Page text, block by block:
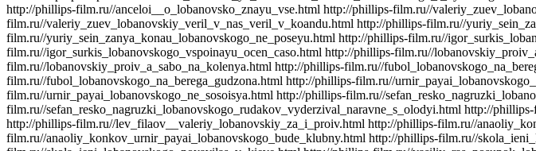
http://phillips-film.ru//anceloi__o_lobanovsko_znayu_vse.html http://phillips-film.ru//
film.ru//valeriy_zuev_lobanovskiy_veril_v_nas_veril_v_koandu.html http://phillips-film.ru//
film.ru//yuriy_sein_zanya_konau_lobanovskogo_ne_poseyu.html http://phillips-film.ru//
film.ru//igor_surkis_lobanovskogo_vspoinayu_ocen_caso.html http://phillips-film.ru//
film.ru//lobanovskiy_proiv_a_sabo_na_kolenya.html http://phillips-film.ru//
film.ru//fubol_lobanovskogo_na_berega_gudzona.html http://phillips-film.ru//
film.ru//urnir_payai_lobanovskogo_ne_sosoisya.html http://phillips-film.ru//
film.ru//sefan_resko_nagruzki_lobanovskogo_rudakov_vyderzival_naravne_s_olodyi.html http://
http://phillips-film.ru//lev_filaov__valeriy_lobanovskiy_za_i_proiv.html http://phillips-film.ru//
film.ru//anaoliy_konkov_urnir_payai_lobanovskogo_bude_klubny.html http://phillips-film.ru//